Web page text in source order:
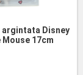
argintata Disney
Mouse 17cm